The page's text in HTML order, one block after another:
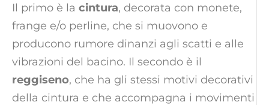
Il primo è la cintura, decorata con monete,
frange e/o perline, che si muovono e
producono rumore dinanzi agli scatti e alle
vibrazioni del bacino. Il secondo è il
reggiseno, che ha gli stessi motivi decorativi
della cintura e che accompagna i movimenti